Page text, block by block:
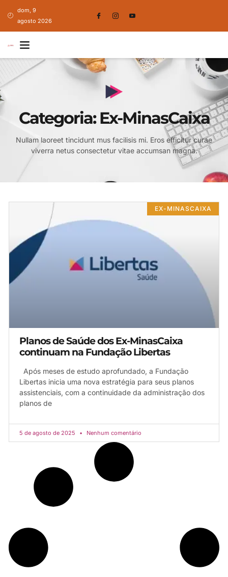
dom, 9
agosto 2026
Categoria: Ex-MinasCaixa
Nullam laoreet tincidunt mus facilisis mi. Eros efficitur curae
viverra netus consectetur vitae accumsan magna.
EX-MINASCAIXA
Planos de Saúde dos Ex-MinasCaixa
continuam na Fundação Libertas
Após meses de estudo aprofundado, a Fundação
Libertas inicia uma nova estratégia para seus planos
assistenciais, com a continuidade da administração dos
planos de
5 de agosto de 2025 Nenhum comentário